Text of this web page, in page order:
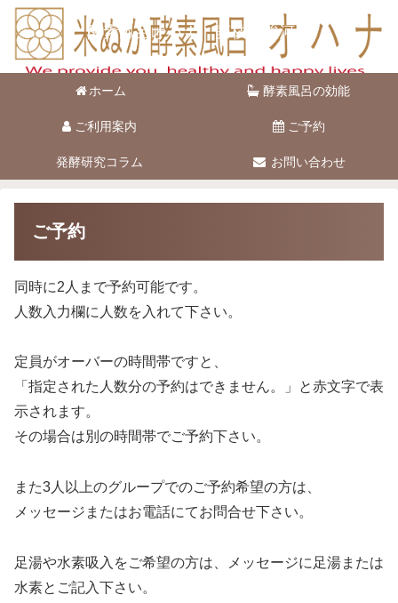
酵素風呂オハナ 藤枝市駿河台
ホーム 酵素風呂の効能
ご利用案内 ご予約
発酵研究コラム お問い合わせ
ご予約
同時に2人まで予約可能です。
人数入力欄に人数を入れて下さい。
定員がオーバーの時間帯ですと、
「指定された人数分の予約はできません。」と赤文字で表
示されます。
その場合は別の時間帯でご予約下さい。
また3人以上のグループでのご予約希望の方は、
メッセージまたはお電話にてお問合せ下さい。
足湯や水素吸入をご希望の方は、メッセージに足湯または
水素とご記入下さい。